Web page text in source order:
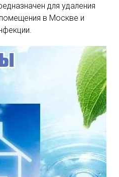
для удаления
в Москве и